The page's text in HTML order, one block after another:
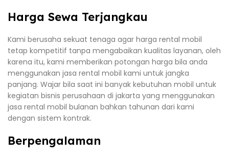
Harga Sewa Terjangkau
Kami berusaha sekuat tenaga agar harga rental mobil
tetap kompetitif tanpa mengabaikan kualitas layanan, oleh
karena itu, kami memberikan potongan harga bila anda
menggunakan jasa rental mobil kami untuk jangka
panjang. Wajar bila saat ini banyak kebutuhan mobil untuk
kegiatan bisnis perusahaan di jakarta yang menggunakan
jasa rental mobil bulanan bahkan tahunan dari kami
dengan sistem kontrak.
Berpengalaman